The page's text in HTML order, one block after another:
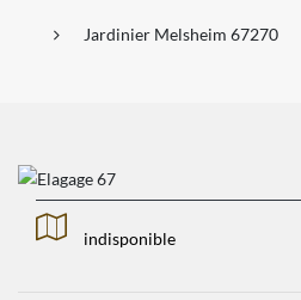
Jardinier Melsheim 67270
indisponible